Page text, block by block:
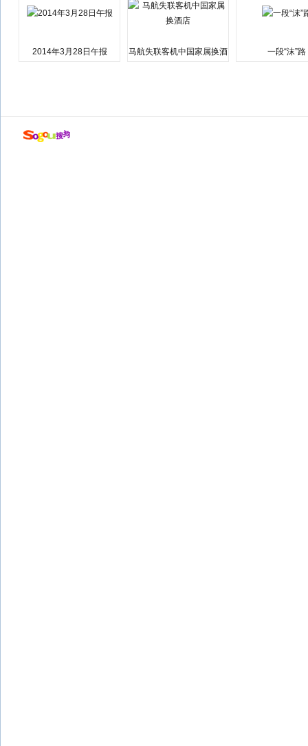
2014年3月28日午报
马航失联客机中国家属换酒
一段“沫”路